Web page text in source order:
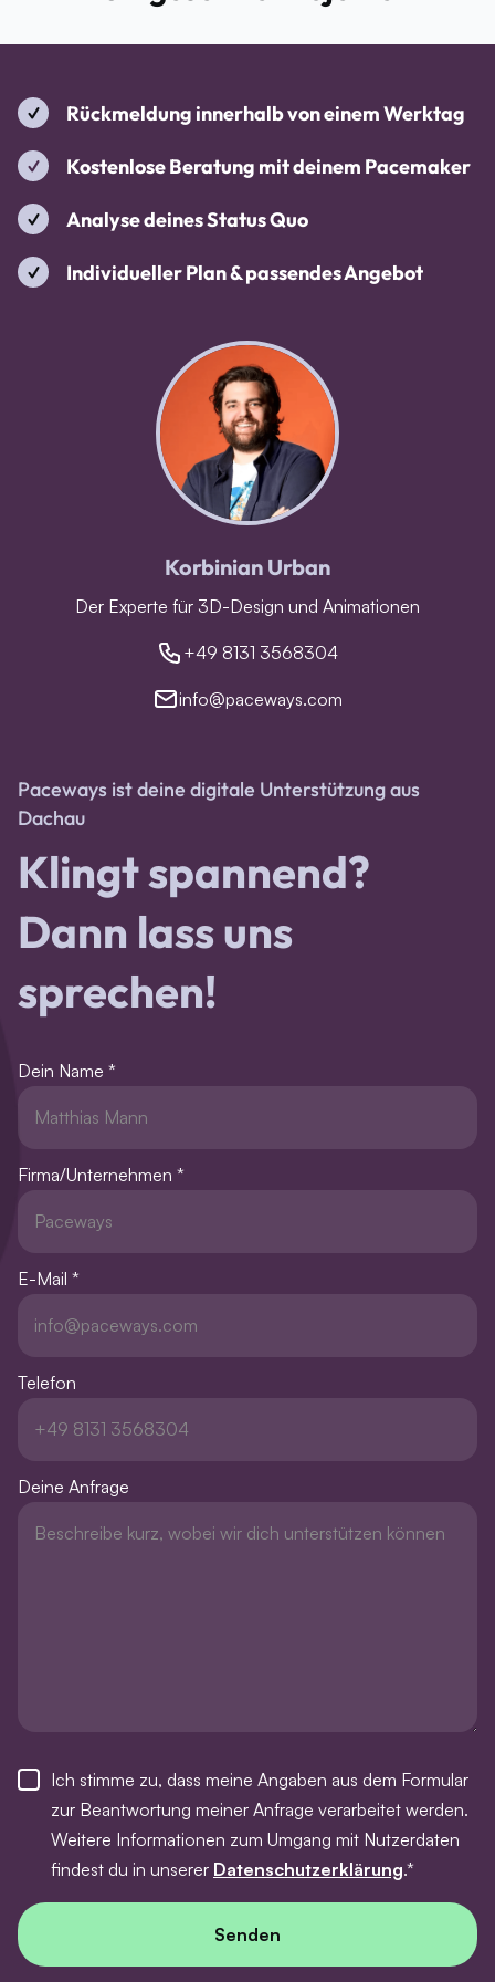
Paceways ist deine digitale Unterstützung aus
Dachau
Klingt spannend?
Dann lass uns
sprechen!
Dein Name *
Firma/Unternehmen *
E-Mail *
Telefon
Deine Anfrage
Ich stimme zu, dass meine Angaben aus dem Formular
zur Beantwortung meiner Anfrage verarbeitet werden.
Weitere Informationen zum Umgang mit Nutzerdaten
findest du in unserer Datenschutzerklärung.*
Rückmeldung innerhalb von einem Werktag
Kostenlose Beratung mit deinem Pacemaker
Analyse deines Status Quo
Individueller Plan & passendes Angebot
Korbinian Urban
Der Experte für 3D-Design und Animationen
+49 8131 3568304
info@paceways.com